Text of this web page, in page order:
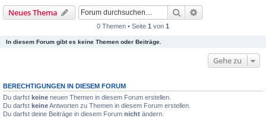
Neues Thema Suche
0 Themen • Seite 1 von 1
In diesem Forum gibt es keine Themen oder Beiträge.
Gehe zu
BERECHTIGUNGEN IN DIESEM FORUM
Du darfst keine neuen Themen in diesem Forum erstellen.
Du darfst keineAntworten zu Themen in diesem Forum erstellen.
Du darfst deine Beiträge in diesem Forum nicht ändern.